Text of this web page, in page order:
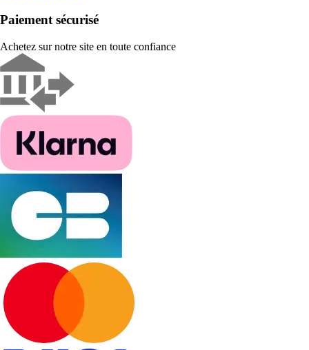
Paiement sécurisé
Achetez sur notre site en toute confiance